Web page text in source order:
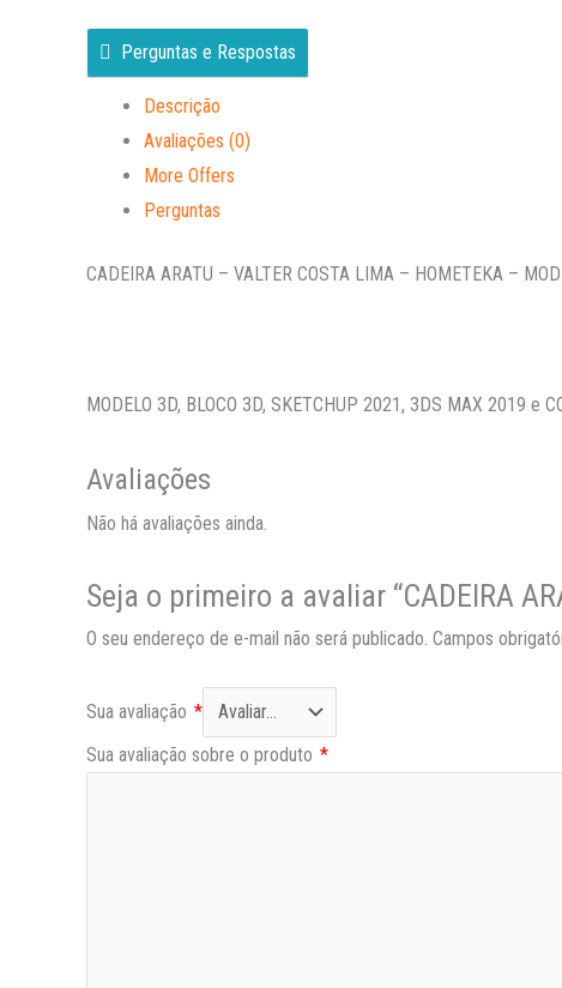
Perguntas e Respostas
Descrição
Avaliações (0)
More Offers
Perguntas
CADEIRA ARATU – VALTER COSTA LIMA – HOMETEKA –
MODELO 3D, BLOCO 3D, SKETCHUP 2021, 3DS MAX 2019 e
Avaliações
Não há avaliações ainda.
Seja o primeiro a avaliar “CADEIRA
O seu endereço de e-mail não será publicado. Campos
Sua avaliação *
Sua avaliação sobre o produto *